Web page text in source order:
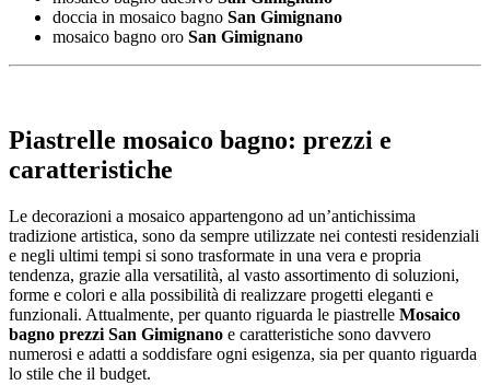
doccia in mosaico bagno San Gimignano
mosaico bagno oro San Gimignano
Piastrelle mosaico bagno: prezzi e
caratteristiche
Le decorazioni a mosaico appartengono ad un’antichissima
tradizione artistica, sono da sempre utilizzate nei contesti residenziali
e negli ultimi tempi si sono trasformate in una vera e propria
tendenza, grazie alla versatilità, al vasto assortimento di soluzioni,
forme e colori e alla possibilità di realizzare progetti eleganti e
funzionali. Attualmente, per quanto riguarda le piastrelle Mosaico
bagno prezzi San Gimignano e caratteristiche sono davvero
numerosi e adatti a soddisfare ogni esigenza, sia per quanto riguarda
lo stile che il budget.